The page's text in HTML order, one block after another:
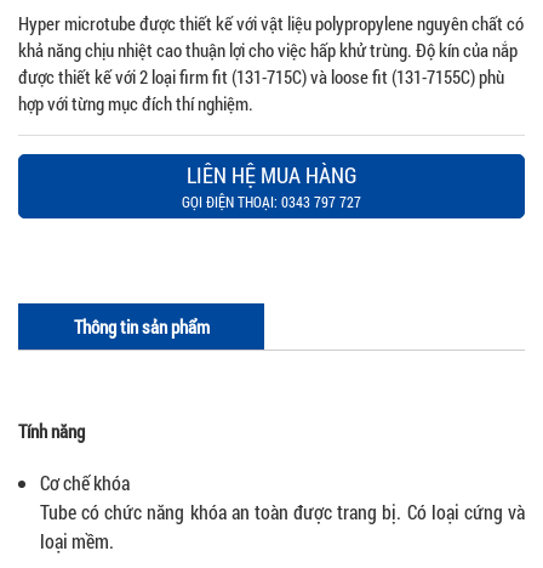
Hyper microtube được thiết kế với vật liệu polypropylene nguyên chất có
khả năng chịu nhiệt cao thuận lợi cho việc hấp khử trùng. Độ kín của nắp
được thiết kế với 2 loại firm fit (131-715C) và loose fit (131-7155C) phù
hợp với từng mục đích thí nghiệm.
LIÊN HỆ MUA HÀNG
GỌI ĐIỆN THOẠI: 0343 797 727
Thông tin sản phẩm
Tính năng
Cơ chế khóa
Tube có chức năng khóa an toàn được trang bị. Có loại cứng và
loại mềm.